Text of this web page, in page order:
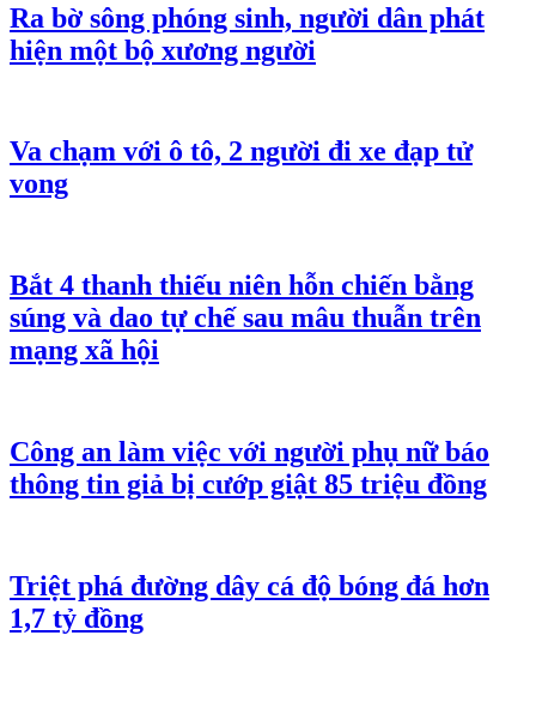
Ra bờ sông phóng sinh, người dân phát
hiện một bộ xương người
Va chạm với ô tô, 2 người đi xe đạp tử
vong
Bắt 4 thanh thiếu niên hỗn chiến bằng
súng và dao tự chế sau mâu thuẫn trên
mạng xã hội
Công an làm việc với người phụ nữ báo
thông tin giả bị cướp giật 85 triệu đồng
Triệt phá đường dây cá độ bóng đá hơn
1,7 tỷ đồng